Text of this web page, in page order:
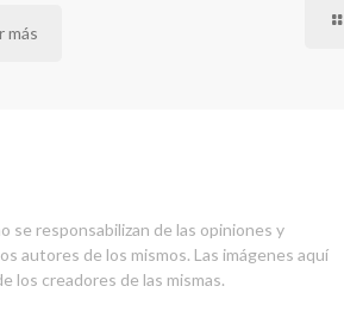
más
se responsabilizan de las opiniones y
autores de los mismos. Las imágenes aquí
los creadores de las mismas.